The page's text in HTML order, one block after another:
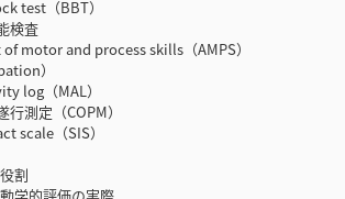
（BBT）
査
and process skills（AMPS）
）
（MAL）
定（COPM）
（SIS）
割